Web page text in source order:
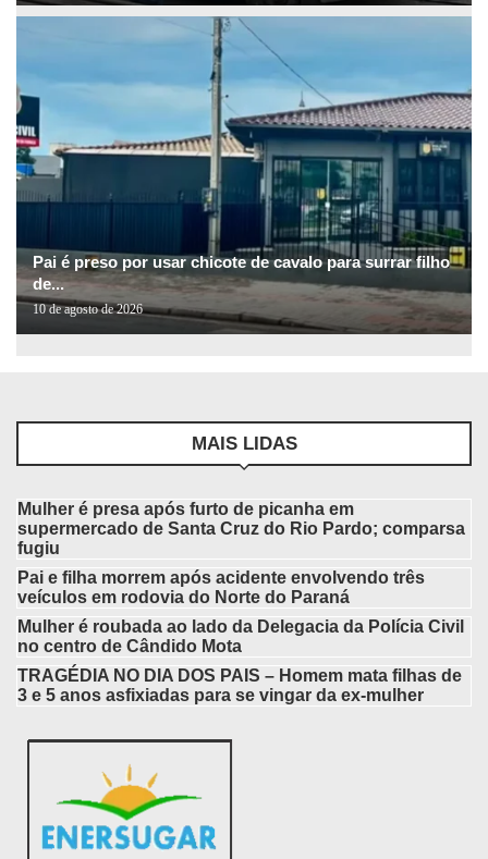
Pai é preso por usar chicote de cavalo para surrar filho
de...
10 de agosto de 2026
MAIS LIDAS
Mulher é presa após furto de picanha em
supermercado de Santa Cruz do Rio Pardo; comparsa
fugiu
Pai e filha morrem após acidente envolvendo três
veículos em rodovia do Norte do Paraná
Mulher é roubada ao lado da Delegacia da Polícia Civil
no centro de Cândido Mota
TRAGÉDIA NO DIA DOS PAIS – Homem mata filhas de
3 e 5 anos asfixiadas para se vingar da ex-mulher